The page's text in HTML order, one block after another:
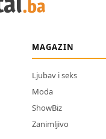
MAGAZIN
Ljubav i seks
Moda
ShowBiz
Zanimljivo